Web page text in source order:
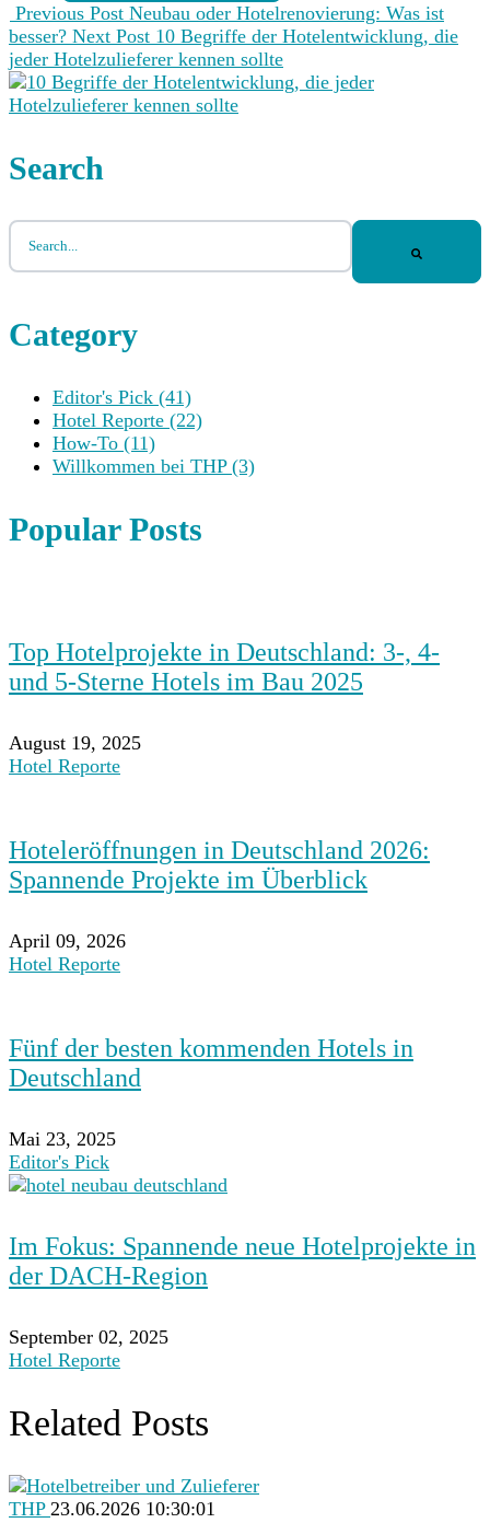
Previous Post Neubau oder Hotelrenovierung: Was ist
besser? Next Post 10 Begriffe der Hotelentwicklung, die
jeder Hotelzulieferer kennen sollte
Search
Dies ist ein Suchfeld mit einer automatischen
Category
Editor's Pick (41)
Hotel Reporte (22)
How-To (11)
Willkommen bei THP (3)
Popular Posts
Top Hotelprojekte in Deutschland: 3-, 4-
und 5-Sterne Hotels im Bau 2025
August 19, 2025
Hotel Reporte
Hoteleröffnungen in Deutschland 2026:
Spannende Projekte im Überblick
April 09, 2026
Hotel Reporte
Fünf der besten kommenden Hotels in
Deutschland
Mai 23, 2025
Editor's Pick
Im Fokus: Spannende neue Hotelprojekte in
der DACH-Region
September 02, 2025
Hotel Reporte
Related Posts
THP 23.06.2026 10:30:01